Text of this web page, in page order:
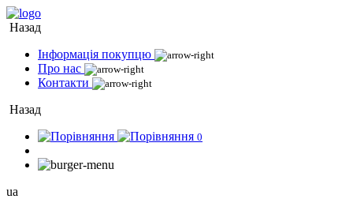
Назад
Інформація покупцю
Про нас
Контакти
Назад
0
ua